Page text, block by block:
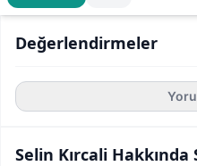
Değerlendirmeler
Selin Kırcali Hakkında